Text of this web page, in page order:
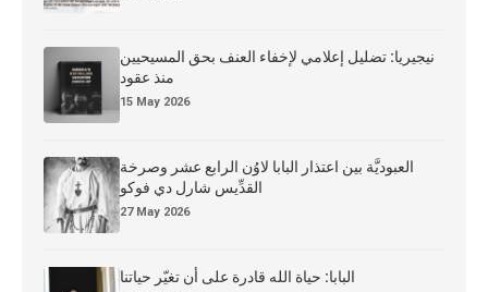
نيجيريا: تضليل إعلامي لإخفاء العنف بحق المسيحيين
منذ عقود
15 May 2026
العبوديَّة بين اعتذار البابا لاوُن الرابع عشر وصرخة
القدِّيس شارل دي فوكو
27 May 2026
البابا: حياة الله قادرة على أن تغيّر حياتنا